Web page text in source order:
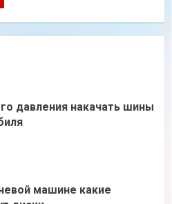
давления накачать шины
машине какие